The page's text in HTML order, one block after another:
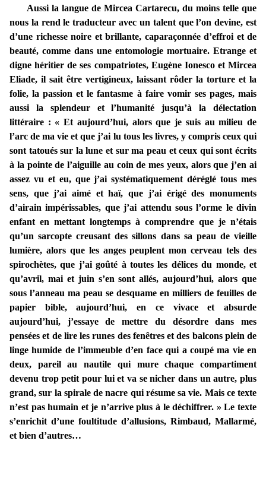
Aussi la langue de Mircea Cartarecu, du moins telle que
nous la rend le traducteur avec un talent que l’on devine, est
d’une richesse noire et brillante, caparaçonnée d’effroi et de
beauté, comme dans une entomologie mortuaire. Etrange et
digne héritier de ses compatriotes, Eugène Ionesco et Mircea
Eliade, il sait être vertigineux, laissant rôder la torture et la
folie, la passion et le fantasme à faire vomir ses pages, mais
aussi la splendeur et l’humanité jusqu’à la délectation
littéraire : « Et aujourd’hui, alors que je suis au milieu de
l’arc de ma vie et que j’ai lu tous les livres, y compris ceux qui
sont tatoués sur la lune et sur ma peau et ceux qui sont écrits
à la pointe de l’aiguille au coin de mes yeux, alors que j’en ai
assez vu et eu, que j’ai systématiquement déréglé tous mes
sens, que j’ai aimé et haï, que j’ai érigé des monuments
d’airain impérissables, que j’ai attendu sous l’orme le divin
enfant en mettant longtemps à comprendre que je n’étais
qu’un sarcopte creusant des sillons dans sa peau de vieille
lumière, alors que les anges peuplent mon cerveau tels des
spirochètes, que j’ai goûté à toutes les délices du monde, et
qu’avril, mai et juin s’en sont allés, aujourd’hui, alors que
sous l’anneau ma peau se desquame en milliers de feuilles de
papier bible, aujourd’hui, en ce vivace et absurde
aujourd’hui, j’essaye de mettre du désordre dans mes
pensées et de lire les runes des fenêtres et des balcons plein de
linge humide de l’immeuble d’en face qui a coupé ma vie en
deux, pareil au nautile qui mure chaque compartiment
devenu trop petit pour lui et va se nicher dans un autre, plus
grand, sur la spirale de nacre qui résume sa vie. Mais ce texte
n’est pas humain et je n’arrive plus à le déchiffrer. » Le texte
s’enrichit d’une foultitude d’allusions, Rimbaud, Mallarmé,
et bien d’autres…